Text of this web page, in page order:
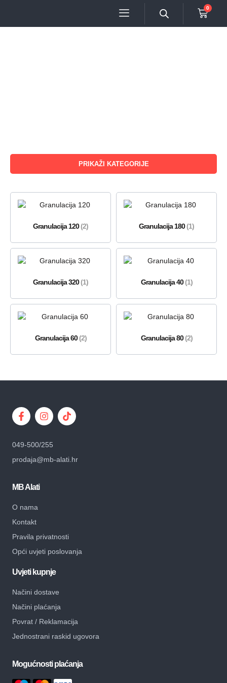
0
PRIKAŽI KATEGORIJE
Granulacija 120(2) Granulacija 180(1)
Granulacija 320(1) Granulacija 40(1)
Granulacija 60(2) Granulacija 80(2)
049-500/255
prodaja@mb-alati.hr
MB Alati
O nama
Kontakt
Pravila privatnosti
Opći uvjeti poslovanja
Uvjeti kupnje
Načini dostave
Načini plaćanja
Povrat / Reklamacija
Jednostrani raskid ugovora
Mogućnosti plaćanja